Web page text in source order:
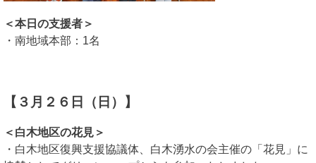
＜本日の支援者＞
・南地域本部：1名
【３月２６日（日）】
＜白木地区の花見＞
・白木地区復興支援協議体、白木湧水の会主催の「花見」に